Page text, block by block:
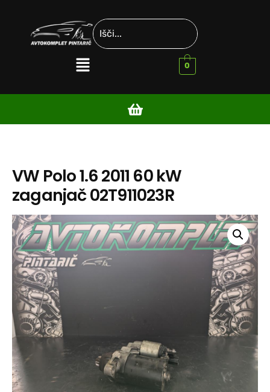
0
VW Polo 1.6 2011 60 kW
zaganjač 02T911023R